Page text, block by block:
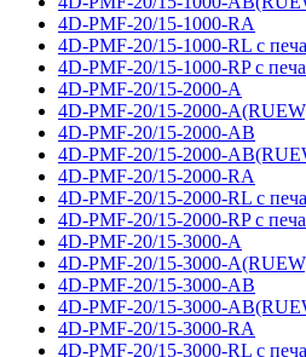
4D-PMF-20/15-1000-RA
4D-PMF-20/15-1000-RL с
4D-PMF-20/15-1000-RP с
4D-PMF-20/15-2000-A
4D-PMF-20/15-2000-
4D-PMF-20/15-2000-AB
4D-PMF-20/15-2000-
4D-PMF-20/15-2000-RA
4D-PMF-20/15-2000-RL с
4D-PMF-20/15-2000-RP с
4D-PMF-20/15-3000-A
4D-PMF-20/15-3000-
4D-PMF-20/15-3000-AB
4D-PMF-20/15-3000-
4D-PMF-20/15-3000-RA
4D-PMF-20/15-3000-RL с